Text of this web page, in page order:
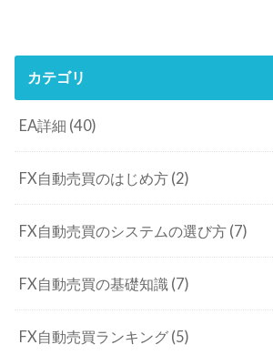
カテゴリ
EA詳細 (40)
FX自動売買のはじめ方 (2)
FX自動売買のシステムの選び方 (7)
FX自動売買の基礎知識 (7)
FX自動売買ランキング (5)